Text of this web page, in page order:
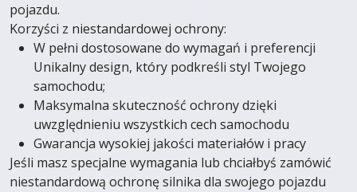
pojazdu.
Korzyści z niestandardowej ochrony:
W pełni dostosowane do wymagań i preferencji
Unikalny design, który podkreśli styl Twojego
samochodu;
Maksymalna skuteczność ochrony dzięki
uwzględnieniu wszystkich cech samochodu
Gwarancja wysokiej jakości materiałów i pracy
Jeśli masz specjalne wymagania lub chciałbyś zamówić
niestandardową ochronę silnika dla swojego pojazdu